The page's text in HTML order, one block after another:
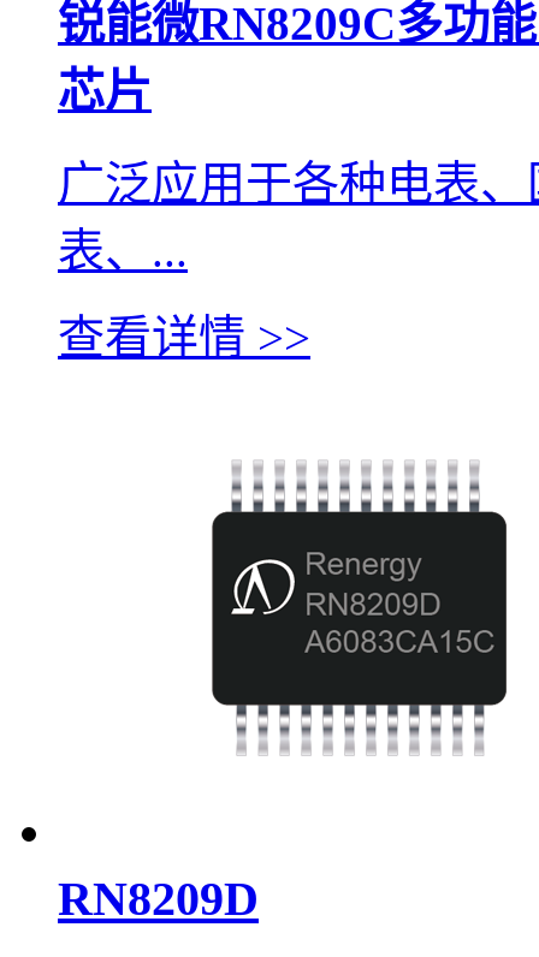
锐能微RN8209C多功
芯片
广泛应用于各种电表
表、...
查看详情 >>
RN8209D